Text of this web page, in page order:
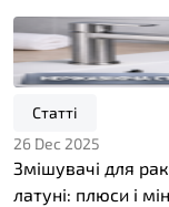
Статті
26 Dec 2025
Змішувачі для
латуні: плюси і